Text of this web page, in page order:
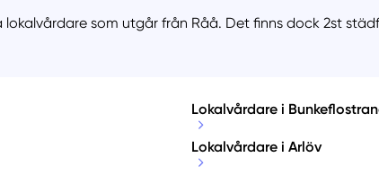
lokalvårdare som utgår från Råå. Det finns dock 2st
Lokalvårdare i
Lokalvårdare i Arlöv